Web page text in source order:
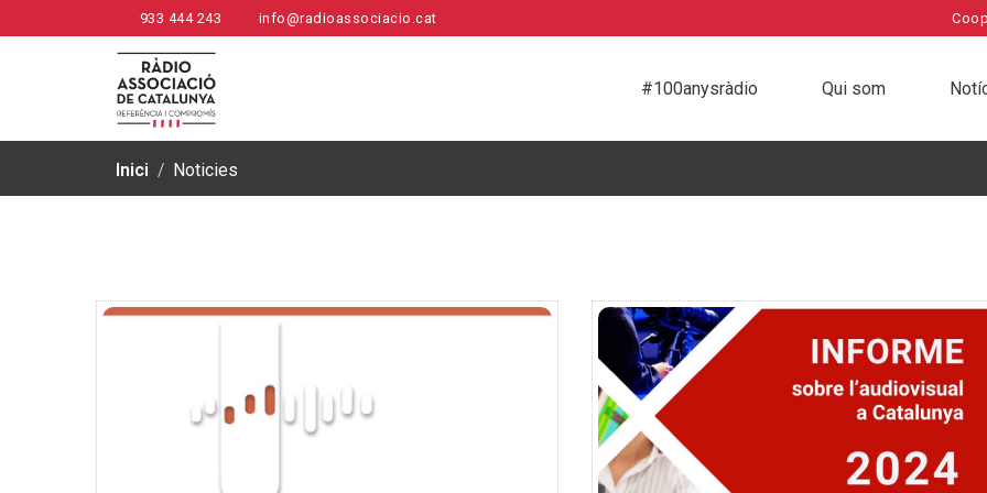
933 444 243 info@radioassociacio.cat
#100anysràdio Qui som
Inici / Noticies